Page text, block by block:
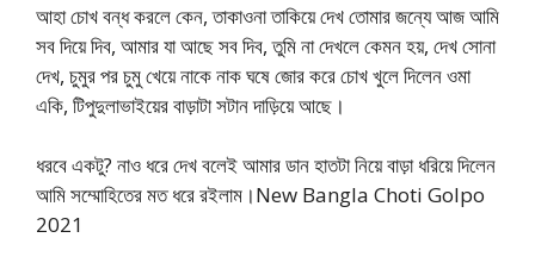
আহা চোখ বন্ধ করলে কেন, তাকাওনা তাকিয়ে দেখ তোমার জন্যে আজ আমি
সব দিয়ে দিব, আমার যা আছে সব দিব, তুমি না দেখলে কেমন হয়, দেখ সোনা
দেখ, চুমুর পর চুমু খেয়ে নাকে নাক ঘষে জোর করে চোখ খুলে দিলেন ওমা
একি, টিপুদুলাভাইয়ের বাড়াটা সটান দাড়িয়ে আছে।
ধরবে একটু? নাও ধরে দেখ বলেই আমার ডান হাতটা নিয়ে বাড়া ধরিয়ে দিলেন
আমি সম্মোহিতের মত ধরে রইলাম।New Bangla Choti Golpo
2021